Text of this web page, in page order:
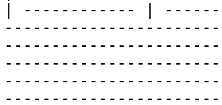
| ------------ |